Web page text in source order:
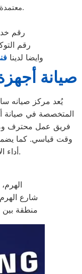
.
رقم
رقم
وايضا لدينا
صيانة
يُعد مركز صيانه
المتخصصة في صيانة
فريق عمل محترف
وقت قياسي. كما
أداء الأجهزة وعمرها الافتراضي.
شارع
منطقة بين